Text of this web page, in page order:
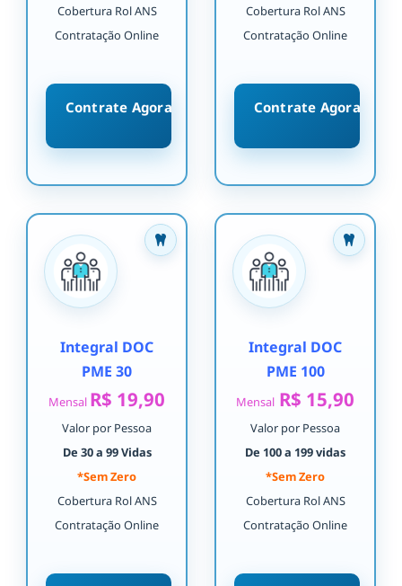
Cobertura Rol ANS
Contratação Online
Contrate Agora
Cobertura Rol ANS
Contratação Online
Contrate Agora
Integral DOC
PME 30
Mensal R$ 19,90
Valor por Pessoa
De 30 a 99 Vidas
*Sem Zero
Cobertura Rol ANS
Contratação Online
Integral DOC
PME 100
Mensal R$ 15,90
Valor por Pessoa
De 100 a 199 vidas
*Sem Zero
Cobertura Rol ANS
Contratação Online